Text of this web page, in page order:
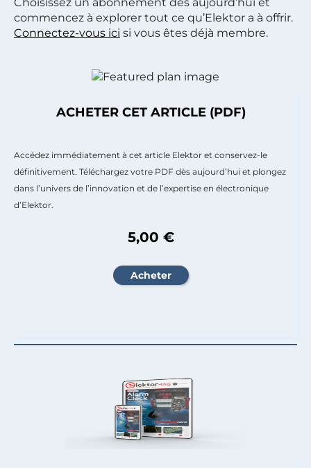
commencez à explorer tout ce qu’Elektor a à offrir.
Connectez-vous ici si vous êtes déjà membre.
ACHETER CET ARTICLE (PDF)
Accédez immédiatement à cet article Elektor et conservez-le
définitivement. Téléchargez votre PDF dès aujourd’hui et plongez
dans l’univers de l’innovation et de l’expertise en électronique
d’Elektor.
5,00 €